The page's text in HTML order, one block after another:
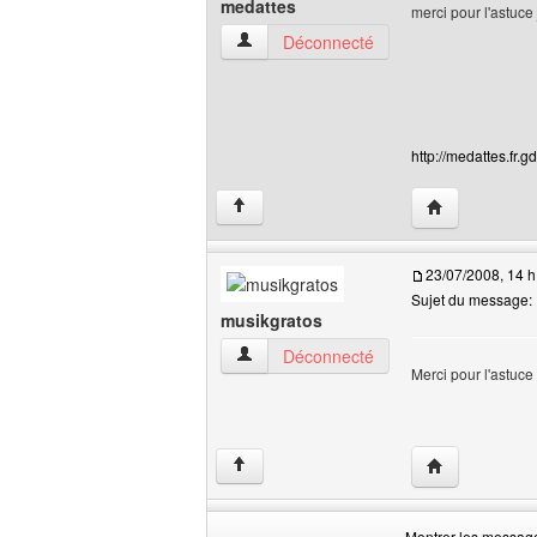
medattes
medattes Voir le profil de l'utilisateur
Déconnecté
merci pour
http://medattes.fr.gd
↑ Visiter le site
musikgratos
musikgratos Voir le profil de l'utilisateur
Déconnecté
23/07/2008, 14
Sujet du message:
Merci pour l'astuce
↑ Visiter le site